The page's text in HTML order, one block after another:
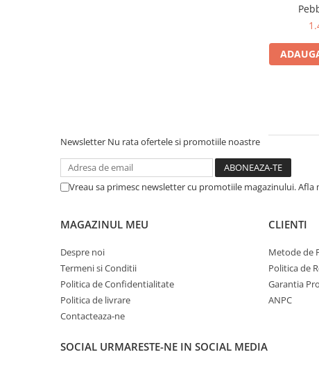
Newsletter Nu rata ofertele si promotiile noastre
Vreau sa primesc newsletter cu promotiile magazinului. Afla
MAGAZINUL MEU
Despre noi
Termeni si Conditii
Politica de Confidentialitate
Politica de livrare
Contacteaza-ne
CLIENTI
Metode de
Politica de
Garantia
ANPC
SOCIAL URMARESTE-NE IN SOCIAL MEDIA